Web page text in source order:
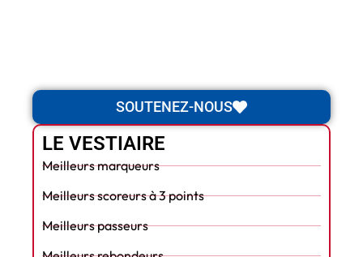
SOUTENEZ-NOUS
LE VESTIAIRE
Meilleurs marqueurs
Meilleurs scoreurs à 3 points
Meilleurs passeurs